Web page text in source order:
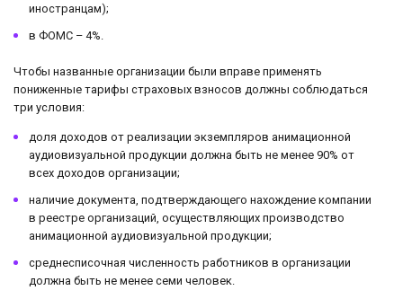
иностранцам);
в ФОМС – 4%.
Чтобы названные организации были вправе применять
пониженные тарифы страховых взносов должны соблюдаться
три условия:
доля доходов от реализации экземпляров анимационной
аудиовизуальной продукции должна быть не менее 90% от
всех доходов организации;
наличие документа, подтверждающего нахождение компании
в реестре организаций, осуществляющих производство
анимационной аудиовизуальной продукции;
среднесписочная численность работников в организации
должна быть не менее семи человек.